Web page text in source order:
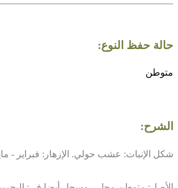
حالة حفظ النوع:
متوطن
الشرح:
شكل الإنبات: عشب حولي. الإزهار: فبراير -